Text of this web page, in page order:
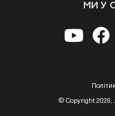
МИ У
© Copyright 2026,